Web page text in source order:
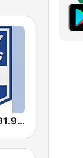
BPM Sports 91.9 FM